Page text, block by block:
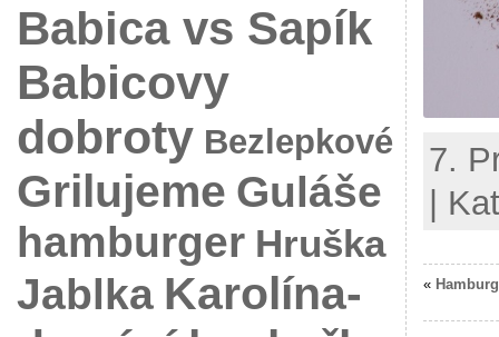
Babica vs Sapík
Babicovy
dobroty Bezlepkové
Grilujeme Guláše
hamburger Hruška
Jablka Karolína-
7.
|
«